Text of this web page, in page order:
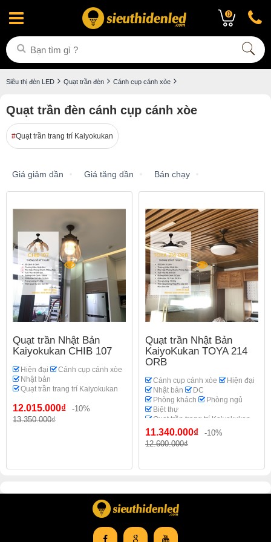
0
Siêu thị đèn LED Quạt trần đèn Cánh cụp cánh xòe
Quạt trần đèn cánh cụp cánh xòe
Quạt trần trang trí Kaiyokukan
Giá giảm dần Giá tăng dần Bán chạy
Quạt trần Nhật Bản
Kaiyokukan CHIB 107
Hiện đại
Cánh cụp cánh xòe
Nhật bản
Quạt trần trang trí Kaiyokukan
12.015.000₫
-10%
13.350.000₫
Quạt trần Nhật Bản
KaiyoKukan TOYA 214
ORB
Cánh cụp cánh xòe
Hiện đại
Nhật bản
DC
Phòng khách
Phòng ngủ
Biệt thự
Quạt trần trang trí Kaiyokukan
11.340.000₫
-10%
12.600.000₫